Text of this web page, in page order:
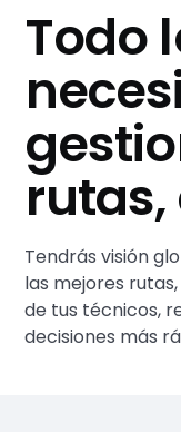
Todo
Tendrás visión
las mejores
de tus técnicos,
decisiones más